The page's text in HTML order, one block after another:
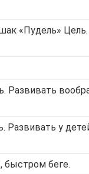
«Пудель» Цель.
Развивать
Развивать у
быстром беге.